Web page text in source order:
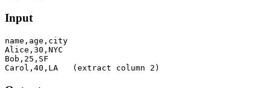
Input
name,age,city
Alice,30,NYC
Bob,25,SF
Carol,40,LA   (extract column 2)